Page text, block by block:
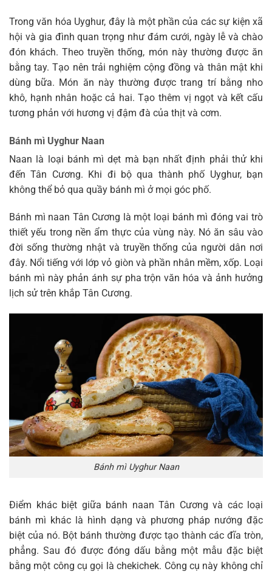
Trong văn hóa Uyghur, đây là một phần của các sự kiện xã
hội và gia đình quan trọng như đám cưới, ngày lễ và chào
đón khách. Theo truyền thống, món này thường được ăn
bằng tay. Tạo nên trải nghiệm cộng đồng và thân mật khi
dùng bữa. Món ăn này thường được trang trí bằng nho
khô, hạnh nhân hoặc cả hai. Tạo thêm vị ngọt và kết cấu
tương phản với hương vị đậm đà của thịt và cơm.
Bánh mì Uyghur Naan
Naan là loại bánh mì dẹt mà bạn nhất định phải thử khi
đến Tân Cương. Khi đi bộ qua thành phố Uyghur, bạn
không thể bỏ qua quầy bánh mì ở mọi góc phố.
Bánh mì naan Tân Cương là một loại bánh mì đóng vai trò
thiết yếu trong nền ẩm thực của vùng này. Nó ăn sâu vào
đời sống thường nhật và truyền thống của người dân nơi
đây. Nổi tiếng với lớp vỏ giòn và phần nhân mềm, xốp. Loại
bánh mì này phản ánh sự pha trộn văn hóa và ảnh hưởng
lịch sử trên khắp Tân Cương.
Bánh mì Uyghur Naan
Điểm khác biệt giữa bánh naan Tân Cương và các loại
bánh mì khác là hình dạng và phương pháp nướng đặc
biệt của nó. Bột bánh thường được tạo thành các đĩa tròn,
phẳng. Sau đó được đóng dấu bằng một mẫu đặc biệt
bằng một công cụ gọi là chekichek. Công cụ này không chỉ